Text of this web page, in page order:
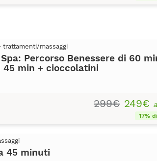
trattamenti/massaggi
Percorso Benessere di 60
45 min + cioccolatini
299€ 249€
17%
45 minuti